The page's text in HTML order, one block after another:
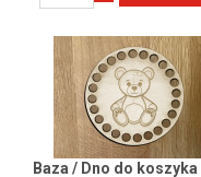
Baza / Dno do